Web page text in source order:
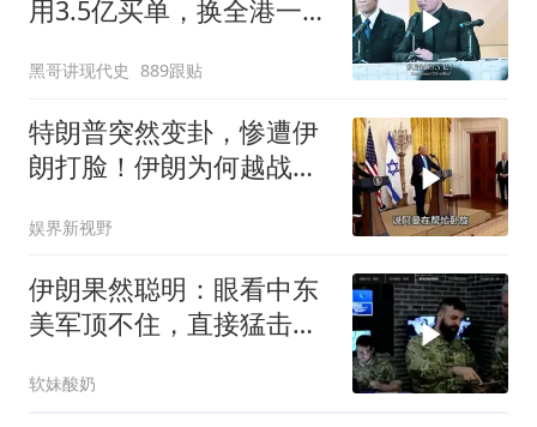
用3.5亿买单，换全港一声
黑哥讲现代史 889跟贴
特朗普突然变卦，惨遭伊
朗打脸！伊朗为何越战越
娱界新视野
伊朗果然聪明：眼看中东
美军顶不住，直接猛击要
软妹酸奶